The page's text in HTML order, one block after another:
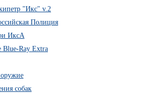
"Икс" v.2
Полиция
ИксА
Blue-Ray Extra
собак